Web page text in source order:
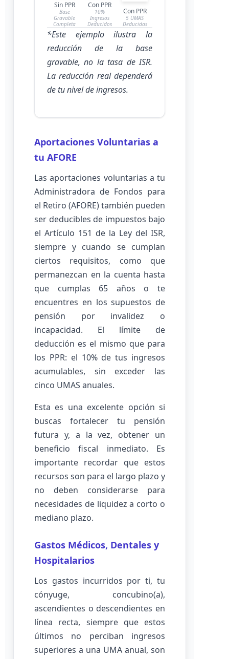
Sin PPR
Base
Gravable
Completa
Con PPR
10%
Ingresos
Deducidos
Con PPR
5 UMAS
Deducidas
*Este ejemplo ilustra la
reducción de la base
gravable, no la tasa de ISR.
La reducción real dependerá
de tu nivel de ingresos.
Aportaciones Voluntarias a
tu AFORE
Las aportaciones voluntarias a tu
Administradora de Fondos para
el Retiro (AFORE) también pueden
ser deducibles de impuestos bajo
el Artículo 151 de la Ley del ISR,
siempre y cuando se cumplan
ciertos requisitos, como que
permanezcan en la cuenta hasta
que cumplas 65 años o te
encuentres en los supuestos de
pensión por invalidez o
incapacidad. El límite de
deducción es el mismo que para
los PPR: el 10% de tus ingresos
acumulables, sin exceder las
cinco UMAS anuales.
Esta es una excelente opción si
buscas fortalecer tu pensión
futura y, a la vez, obtener un
beneficio fiscal inmediato. Es
importante recordar que estos
recursos son para el largo plazo y
no deben considerarse para
necesidades de liquidez a corto o
mediano plazo.
Gastos Médicos, Dentales y
Hospitalarios
Los gastos incurridos por ti, tu
cónyuge, concubino(a),
ascendientes o descendientes en
línea recta, siempre que estos
últimos no perciban ingresos
superiores a una UMA anual, son